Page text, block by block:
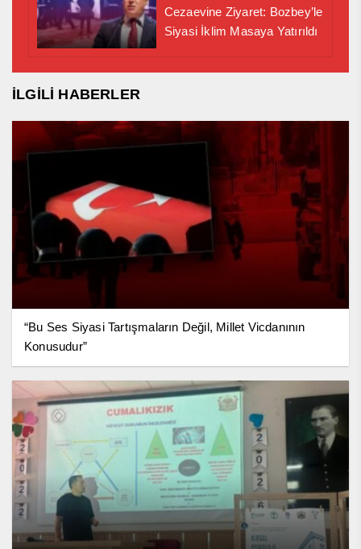
Cezaevine Ziyaret: Bozbey’le
Siyasi İklim Masaya Yatırıldı
İLGİLİ HABERLER
“Bu Ses Siyasi Tartışmaların Değil, Millet Vicdanının
Konusudur”